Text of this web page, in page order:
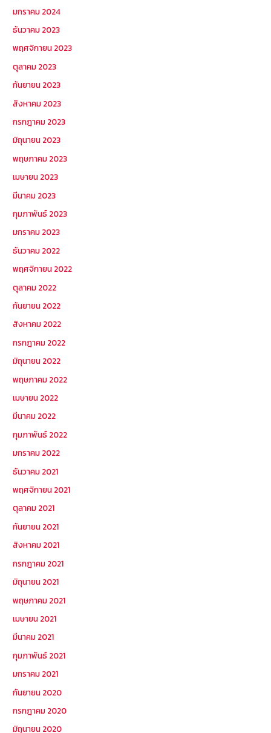
มกราคม 2024
ธันวาคม 2023
พฤศจิกายน 2023
ตุลาคม 2023
กันยายน 2023
สิงหาคม 2023
กรกฎาคม 2023
มิถุนายน 2023
พฤษภาคม 2023
เมษายน 2023
มีนาคม 2023
กุมภาพันธ์ 2023
มกราคม 2023
ธันวาคม 2022
พฤศจิกายน 2022
ตุลาคม 2022
กันยายน 2022
สิงหาคม 2022
กรกฎาคม 2022
มิถุนายน 2022
พฤษภาคม 2022
เมษายน 2022
มีนาคม 2022
กุมภาพันธ์ 2022
มกราคม 2022
ธันวาคม 2021
พฤศจิกายน 2021
ตุลาคม 2021
กันยายน 2021
สิงหาคม 2021
กรกฎาคม 2021
มิถุนายน 2021
พฤษภาคม 2021
เมษายน 2021
มีนาคม 2021
กุมภาพันธ์ 2021
มกราคม 2021
กันยายน 2020
กรกฎาคม 2020
มิถุนายน 2020